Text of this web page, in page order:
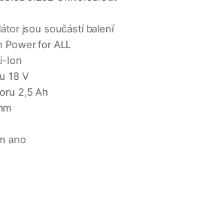
jsou součástí balení
Power for ALL
Ion
18 V
2,5 Ah
ano